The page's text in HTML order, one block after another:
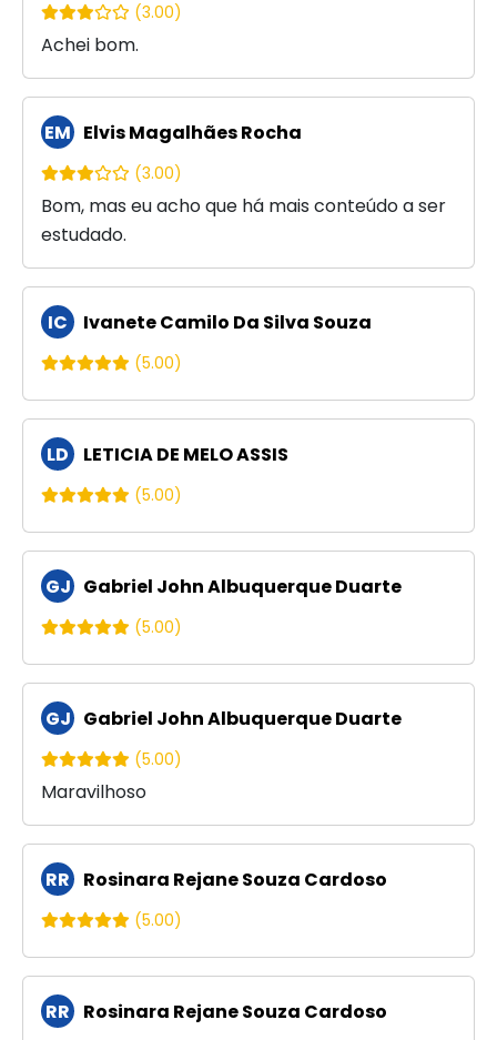
(3.00)
Achei bom.
EM Elvis Magalhães Rocha
(3.00)
Bom, mas eu acho que há mais conteúdo a ser
estudado.
IC Ivanete Camilo Da Silva Souza
(5.00)
LD LETICIA DE MELO ASSIS
(5.00)
GJ Gabriel John Albuquerque Duarte
(5.00)
GJ Gabriel John Albuquerque Duarte
(5.00)
Maravilhoso
RR Rosinara Rejane Souza Cardoso
(5.00)
RR Rosinara Rejane Souza Cardoso